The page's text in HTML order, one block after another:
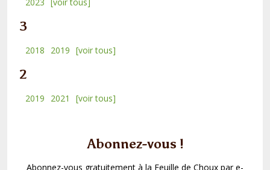
3
2018 2019 [voir tous]
2
2019 2021 [voir tous]
Abonnez-vous !
Abonnez-vous gratuitement à la Feuille de Choux par e-